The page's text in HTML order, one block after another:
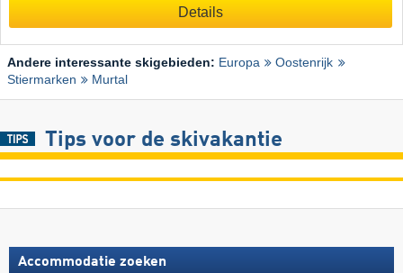
Details
Andere interessante skigebieden: Europa
Oostenrijk
Stiermarken
Murtal
Tips voor de skivakantie
Accommodatie zoeken